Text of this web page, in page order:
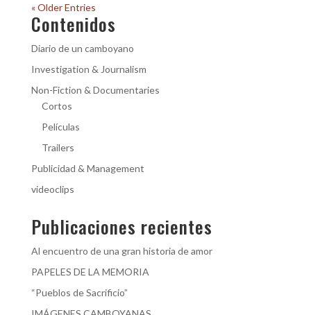
« Older Entries
Contenidos
Diario de un camboyano
Investigation & Journalism
Non-Fiction & Documentaries
Cortos
Películas
Trailers
Publicidad & Management
videoclips
Publicaciones recientes
Al encuentro de una gran historia de amor
PAPELES DE LA MEMORIA
“Pueblos de Sacrificio”